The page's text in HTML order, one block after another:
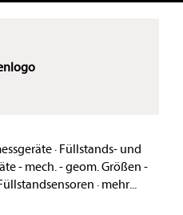
· Füllstands- und
- mech. - geom. Größen -
· mehr...